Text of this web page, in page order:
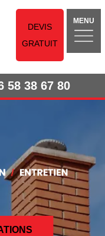
DEVIS
GRATUIT
MENU
58 38 67 80